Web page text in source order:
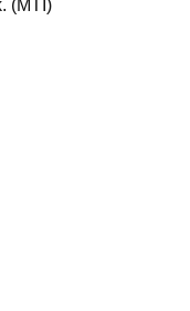
(MTI)